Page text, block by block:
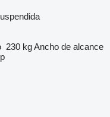
230 kgAncho de alcance